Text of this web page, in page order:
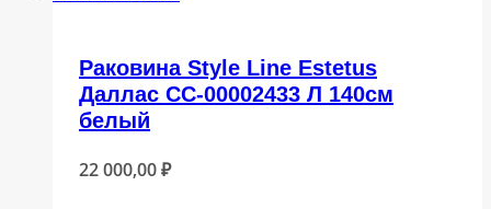
Раковина Style Line Estetus
Даллас СС-00002433 Л 140см
белый
22 000,00₽